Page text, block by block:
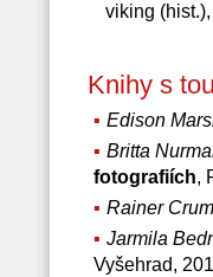
viking
Knihy s
Edison
Britta
fotografiích,
Rainer
Jarmila
Vyšehrad,